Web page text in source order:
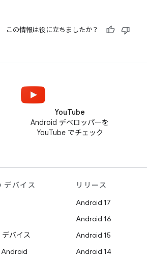
この情報は役に立ちましたか？
YouTube
Android デベロッパーを
YouTube でチェック
デバイス
バイス
Android
リリース
Android 17
Android 16
Android 15
Android 14